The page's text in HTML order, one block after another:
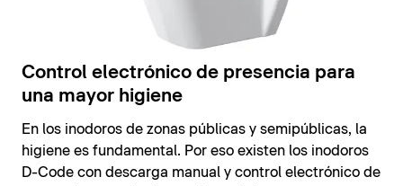
Control electrónico de presencia para
una mayor higiene
En los inodoros de zonas públicas y semipúblicas, la
higiene es fundamental. Por eso existen los inodoros
D-Code con descarga manual y control electrónico de